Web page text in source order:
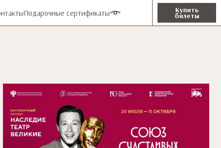
Подарочные сертификаты Купить
билеты